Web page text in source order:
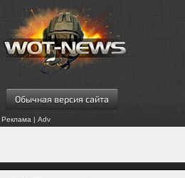
Обычная версия сайта
Реклама | Adv